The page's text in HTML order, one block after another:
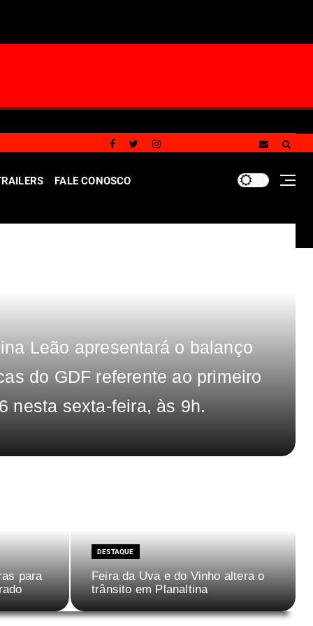
FALE CONOSCO
a crianças e adolescentes vítimas de violência sexual
Leão apresentará o balanço
do GDF referente ao primeiro
nesta sexta-feira, às 9h.
para
DESTAQUE
Feira da Uva e do Vinho altera o
trânsito em Planaltina